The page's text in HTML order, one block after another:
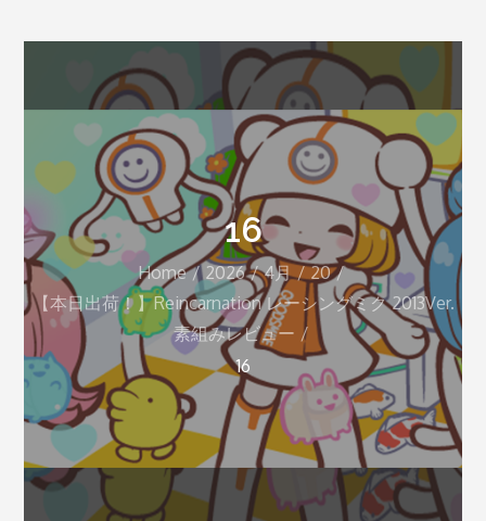
16
Home 2026 4月
20
【本日出荷！】Reincarnation レーシングミク 2013Ver.
素組みレビュー
16